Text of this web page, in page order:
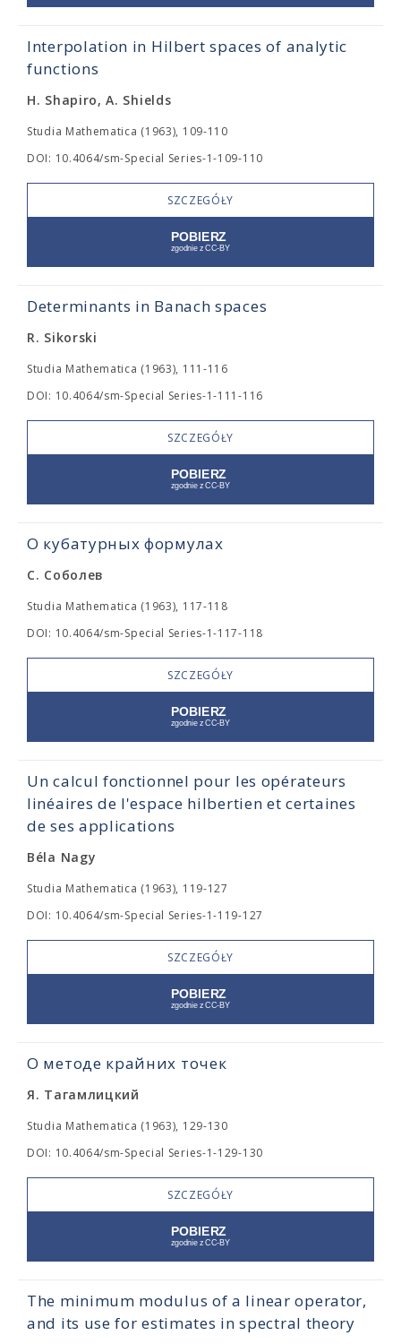
Interpolation in Hilbert spaces of analytic
functions
H. Shapiro, A. Shields
Studia Mathematica (1963), 109-110
DOI: 10.4064/sm-Special Series-1-109-110
SZCZEGÓŁY
Determinants in Banach spaces
R. Sikorski
Studia Mathematica (1963), 111-116
DOI: 10.4064/sm-Special Series-1-111-116
SZCZEGÓŁY
О кубатурных формулах
С. Соболев
Studia Mathematica (1963), 117-118
DOI: 10.4064/sm-Special Series-1-117-118
SZCZEGÓŁY
Un calcul fonctionnel pour les opérateurs
linéaires de l'espace hilbertien et certaines
de ses applications
Béla Nagy
Studia Mathematica (1963), 119-127
DOI: 10.4064/sm-Special Series-1-119-127
SZCZEGÓŁY
О методе крайних точек
Я. Тагамлицкий
Studia Mathematica (1963), 129-130
DOI: 10.4064/sm-Special Series-1-129-130
SZCZEGÓŁY
The minimum modulus of a linear operator,
and its use for estimates in spectral theory